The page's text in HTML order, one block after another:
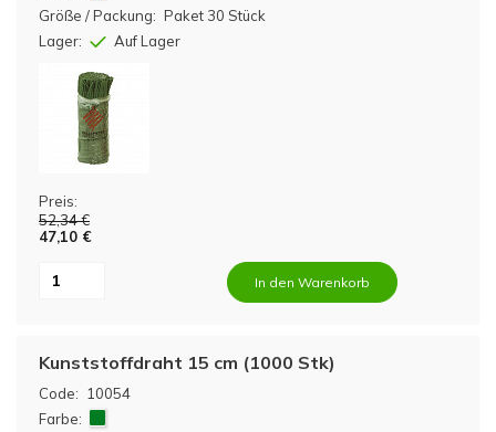
Größe / Packung: Paket 30 Stück
Lager:
Auf Lager
Preis:
52,34 €
47,10 €
In den Warenkorb
Code: 10054
Kunststoffdraht 15 cm (1000 Stk)
Farbe: